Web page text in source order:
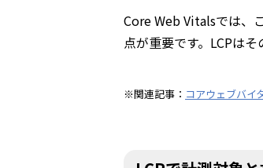
Core Web Vitalsでは、
点が重要です。LCPは
※関連記事： コアウェブバイ